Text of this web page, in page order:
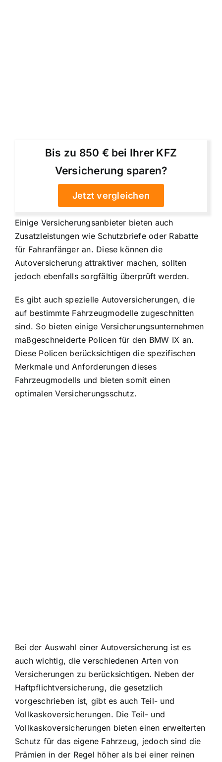
Bis zu 850 € bei Ihrer KFZ
Versicherung sparen?
Jetzt vergleichen
Einige Versicherungsanbieter bieten auch
Zusatzleistungen wie Schutzbriefe oder Rabatte
für Fahranfänger an. Diese können die
Autoversicherung attraktiver machen, sollten
jedoch ebenfalls sorgfältig überprüft werden.
Es gibt auch spezielle Autoversicherungen, die
auf bestimmte Fahrzeugmodelle zugeschnitten
sind. So bieten einige Versicherungsunternehmen
maßgeschneiderte Policen für den BMW IX an.
Diese Policen berücksichtigen die spezifischen
Merkmale und Anforderungen dieses
Fahrzeugmodells und bieten somit einen
optimalen Versicherungsschutz.
Bei der Auswahl einer Autoversicherung ist es
auch wichtig, die verschiedenen Arten von
Versicherungen zu berücksichtigen. Neben der
Haftpflichtversicherung, die gesetzlich
vorgeschrieben ist, gibt es auch Teil- und
Vollkaskoversicherungen. Die Teil- und
Vollkaskoversicherungen bieten einen erweiterten
Schutz für das eigene Fahrzeug, jedoch sind die
Prämien in der Regel höher als bei einer reinen